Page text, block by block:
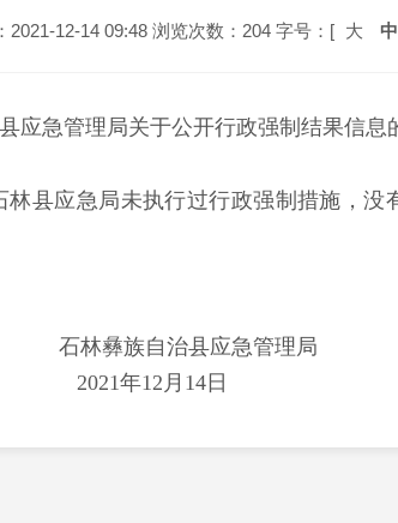
2021-12-14 09:48 浏览次数：204 字号：[ 大 中
应急管理局关于公开行政强制结果信息
林县应急局未执行过行政强制措施，没
县应急管理局
月14日